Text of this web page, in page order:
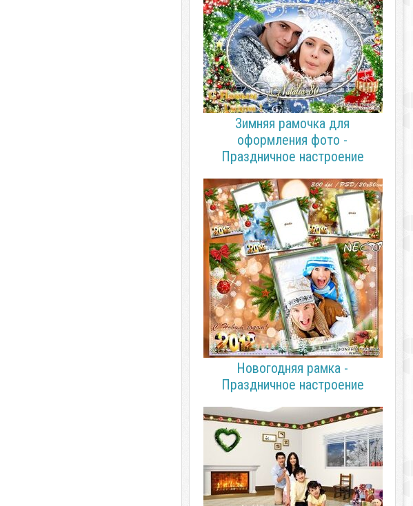
Зимняя рамочка для
оформления фото -
Праздничное настроение
Новогодняя рамка -
Праздничное настроение